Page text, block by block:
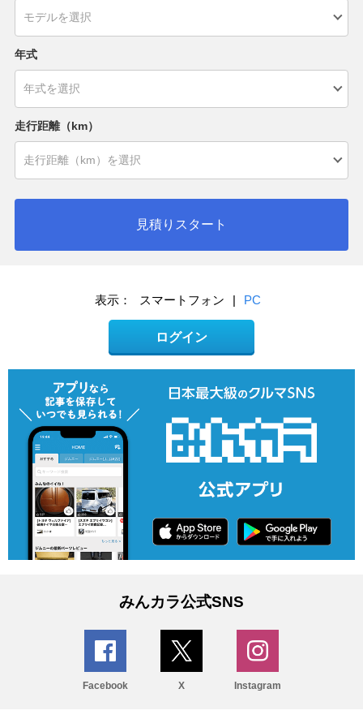
年式
走行距離（km）
見積りスタート
表示： スマートフォン | PC
ログイン
みんカラ公式SNS
Facebook X Instagram